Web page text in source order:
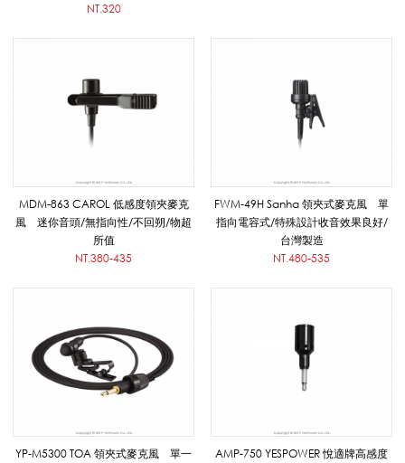
/
領
夾
NT.320
MDM-863 CAROL 低感度領夾麥克
風 迷你音頭/無指向性/不回朔/物超
所值
NT.380-435
FWM-49H Sanha 領夾式麥克風 單
指向電容式/特殊設計收音效果良好/
台灣製造
NT.480-535
YP-M5300 TOA 領夾式麥克風 單一 AMP-750 YESPOWER 悅適牌高感度